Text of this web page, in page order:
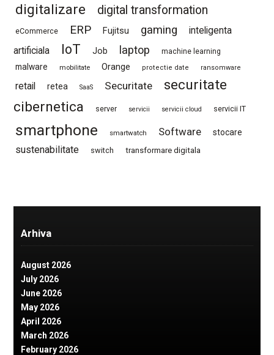
digitalizare digital transformation
eCommerce ERP Fujitsu gaming
inteligenta
artificiala
IoT Job laptop machine learning
malware mobilitate Orange protectie date ransomware
retail retea SaaS Securitate
securitate
cibernetica
server servicii servicii cloud servicii IT
smartphone smartwatch Software stocare
sustenabilitate switch transformare digitala
Arhiva
August 2026
July 2026
June 2026
May 2026
April 2026
March 2026
February 2026